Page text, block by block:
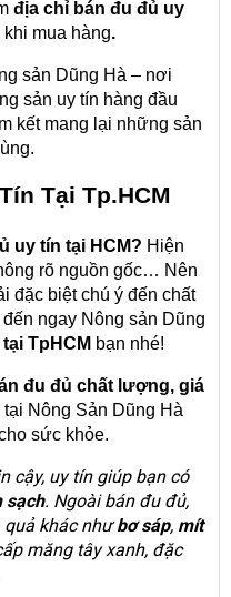
địa chỉ bán đu đủ uy
mua hàng.
sản Dũng Hà – nơi
sản uy tín hàng đầu
kết mang lại những sản
Tại Tp.HCM
uy tín tại HCM? Hiện
rõ nguồn gốc… Nên
đặc biệt chú ý đến chất
ngay Nông sản Dũng
TpHCM bạn nhé!
đu đủ chất lượng, giá
tại Nông Sản Dũng Hà
sức khỏe.
cậy, uy tín giúp bạn có
sạch. Ngoài bán đu đủ,
quả khác nhưbơ sáp, mít
măng tây xanh, đặc